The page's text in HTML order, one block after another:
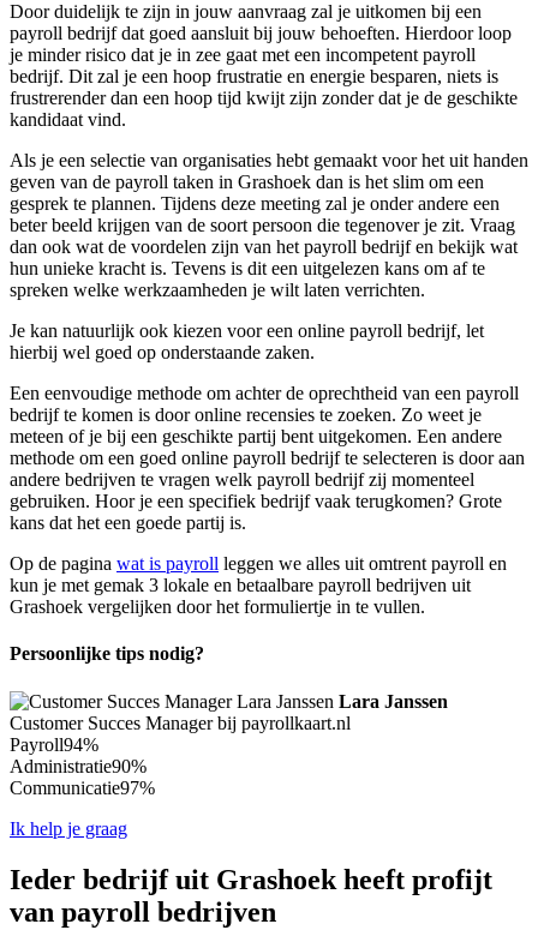
Door duidelijk te zijn in jouw aanvraag zal je uitkomen bij een
payroll bedrijf dat goed aansluit bij jouw behoeften. Hierdoor loop
je minder risico dat je in zee gaat met een incompetent payroll
bedrijf. Dit zal je een hoop frustratie en energie besparen, niets is
frustrerender dan een hoop tijd kwijt zijn zonder dat je de geschikte
kandidaat vind.
Als je een selectie van organisaties hebt gemaakt voor het uit handen
geven van de payroll taken in Grashoek dan is het slim om een
gesprek te plannen. Tijdens deze meeting zal je onder andere een
beter beeld krijgen van de soort persoon die tegenover je zit. Vraag
dan ook wat de voordelen zijn van het payroll bedrijf en bekijk wat
hun unieke kracht is. Tevens is dit een uitgelezen kans om af te
spreken welke werkzaamheden je wilt laten verrichten.
Je kan natuurlijk ook kiezen voor een online payroll bedrijf, let
hierbij wel goed op onderstaande zaken.
Een eenvoudige methode om achter de oprechtheid van een payroll
bedrijf te komen is door online recensies te zoeken. Zo weet je
meteen of je bij een geschikte partij bent uitgekomen. Een andere
methode om een goed online payroll bedrijf te selecteren is door aan
andere bedrijven te vragen welk payroll bedrijf zij momenteel
gebruiken. Hoor je een specifiek bedrijf vaak terugkomen? Grote
kans dat het een goede partij is.
Op de pagina wat is payroll leggen we alles uit omtrent payroll en
kun je met gemak 3 lokale en betaalbare payroll bedrijven uit
Grashoek vergelijken door het formuliertje in te vullen.
Persoonlijke tips nodig?
Lara Janssen
Customer Succes Manager bij payrollkaart.nl
Payroll94%
Administratie90%
Communicatie97%
Ik help je graag
Ieder bedrijf uit Grashoek heeft profijt
van payroll bedrijven